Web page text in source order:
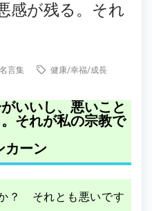
感が残る。それ
名言集 健康/幸福/成長
いいし、悪いこと
それが私の宗教で
カーン
？ それとも悪いです